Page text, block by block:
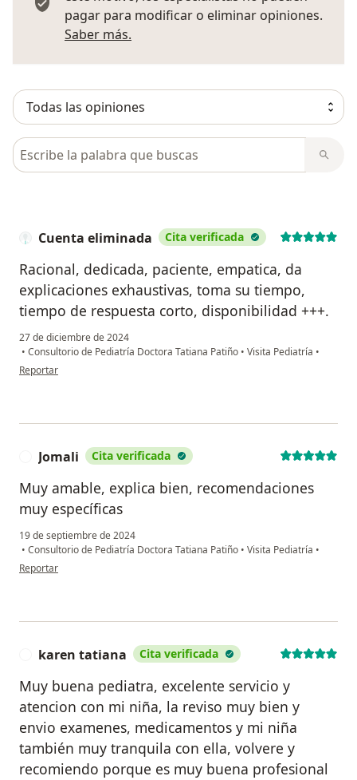
pagar para modificar o eliminar opiniones.
Saber más.
Busca en opiniones
Cuenta eliminada Cita verificada
Racional, dedicada, paciente, empatica, da
explicaciones exhaustivas, toma su tiempo,
tiempo de respuesta corto, disponibilidad +++.
27 de diciembre de 2024
• Consultorio de Pediatría Doctora Tatiana Patiño • Visita Pediatría •
en opinión del usuario Cuenta eliminada
Reportar
Jomali Cita verificada
Muy amable, explica bien, recomendaciones
muy específicas
19 de septiembre de 2024
• Consultorio de Pediatría Doctora Tatiana Patiño • Visita Pediatría •
en opinión del usuario Jomali
Reportar
karen tatiana Cita verificada
Muy buena pediatra, excelente servicio y
atencion con mi niña, la reviso muy bien y
envio examenes, medicamentos y mi niña
también muy tranquila con ella, volvere y
recomiendo porque es muy buena profesional